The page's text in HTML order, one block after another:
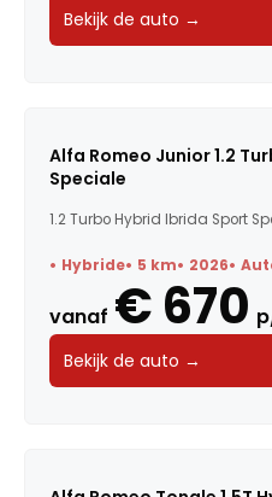
Bekijk de auto →
Alfa Romeo Junior 1.2
Speciale
1.2 Turbo Hybrid Ibrida Sport
Hybride 5 km 2026
vanaf € 670
Bekijk de auto →